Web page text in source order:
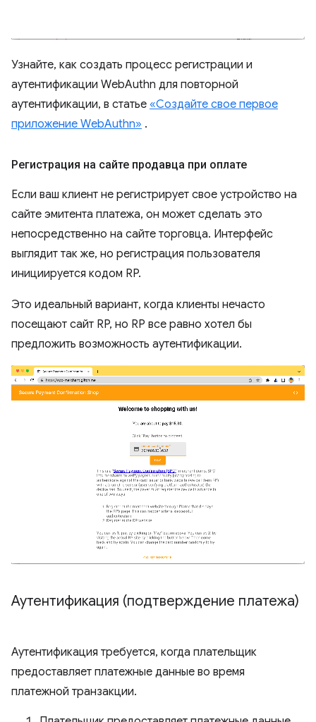
Узнайте, как создать процесс регистрации и
аутентификации WebAuthn для повторной
аутентификации, в статье «Создайте свое первое
приложение WebAuthn» .
Регистрация на сайте продавца при оплате
Если ваш клиент не регистрирует свое устройство на
сайте эмитента платежа, он может сделать это
непосредственно на сайте торговца. Интерфейс
выглядит так же, но регистрация пользователя
инициируется кодом RP.
Это идеальный вариант, когда клиенты нечасто
посещают сайт RP, но RP все равно хотел бы
предложить возможность аутентификации.
Аутентификация (подтверждение платежа)
Аутентификация требуется, когда плательщик
предоставляет платежные данные во время
платежной транзакции.